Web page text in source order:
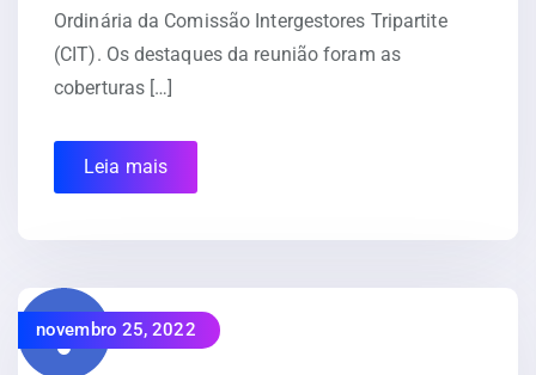
Ordinária da Comissão Intergestores Tripartite
(CIT). Os destaques da reunião foram as
coberturas […]
Leia mais
novembro 25, 2022